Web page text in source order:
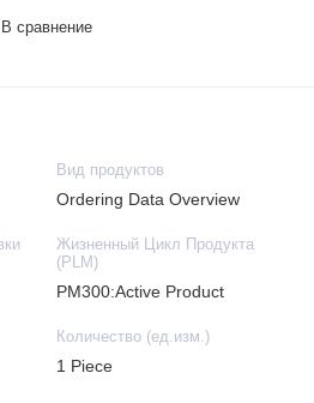
В сравнение
Вид продуктов
Ordering Data Overview
Жизненный Цикл Продукта
(PLM)
PM300:Active Product
Количество (ед.изм.)
1 Piece